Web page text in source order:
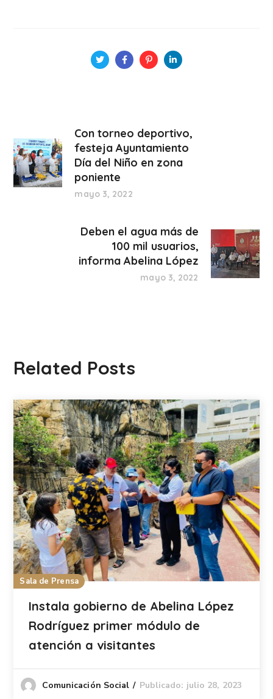
Con torneo deportivo,
festeja Ayuntamiento
Día del Niño en zona
poniente
mayo 3, 2022
Deben el agua más de
100 mil usuarios,
informa Abelina López
mayo 3, 2022
Related Posts
Sala de Prensa
Instala gobierno de Abelina López
Rodríguez primer módulo de
atención a visitantes
Comunicación Social Publicado: julio 28, 2023